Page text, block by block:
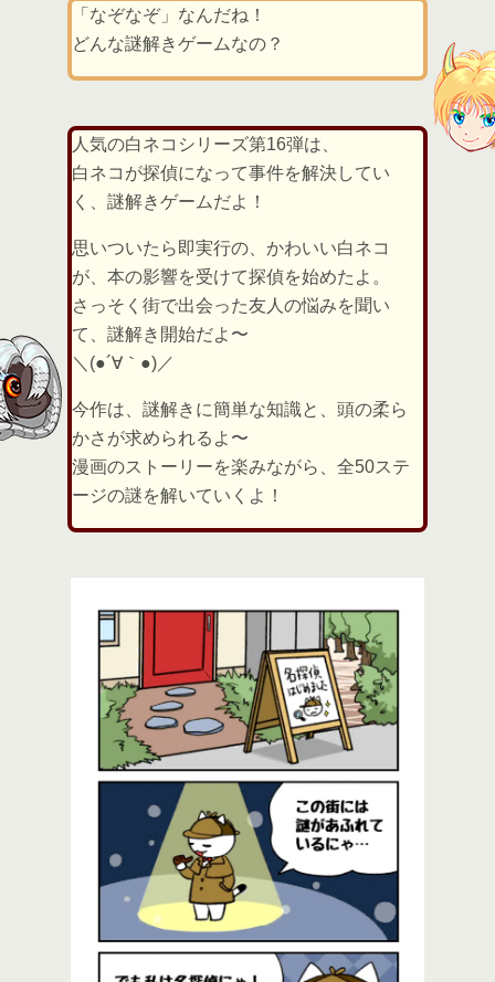
「なぞなぞ」なんだね！
どんな謎解きゲームなの？
人気の白ネコシリーズ第16弾は、
白ネコが探偵になって事件を解決してい
く、謎解きゲームだよ！
思いついたら即実行の、かわいい白ネコ
が、本の影響を受けて探偵を始めたよ。
さっそく街で出会った友人の悩みを聞い
て、謎解き開始だよ〜
＼(●´∀｀●)／
今作は、謎解きに簡単な知識と、頭の柔ら
かさが求められるよ〜
漫画のストーリーを楽みながら、全50ステ
ージの謎を解いていくよ！